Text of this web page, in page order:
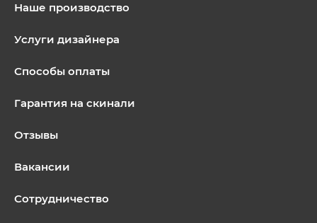
Наше производство
Услуги дизайнера
Способы оплаты
Гарантия на скинали
Отзывы
Вакансии
Сотрудничество